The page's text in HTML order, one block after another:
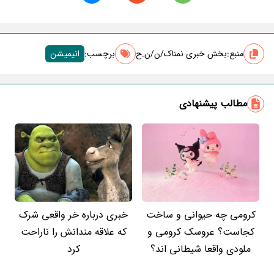
منبع:بخش خبری نمناک/ن/ن.ح برچسب‌: انیمیشن
مطالب پیشنهادی
کرومی چه حیوانی و ساخت
کجاست؟ عروسک کرومی و
ملودی واقعا شیطانی اند؟
خبری درباره خر واقعی شرک
که علاقه مندانش را ناراحت
کرد